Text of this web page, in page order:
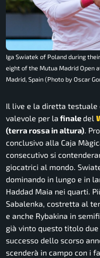
Iga Swiatek of Poland during
eight of the Mutua Madrid Open
Madrid, Spain (Photo by Oscar
Il live e la diretta testuale
valevole per la finale del
(terra rossa in altura).
conclusivo alla Caja
consecutivo si
giocatrici al mondo.
dominando in lungo e in
Haddad Maia nei quarti.
Sabalenka, costretta al
e anche Rybakina in
già vinto questo titolo
successo dello scorso
scenderà in campo con i